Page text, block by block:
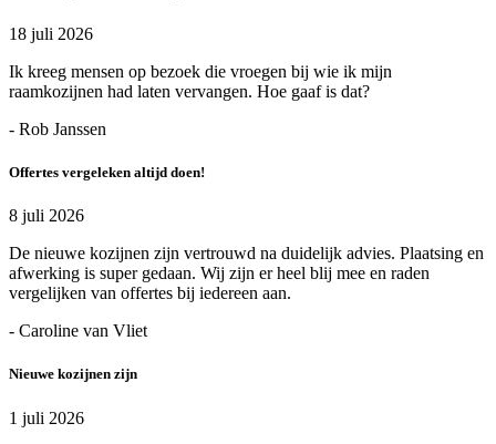
18 juli 2026
Ik kreeg mensen op bezoek die vroegen bij wie ik mijn
raamkozijnen had laten vervangen. Hoe gaaf is dat?
- Rob Janssen
Offertes vergeleken altijd doen!
8 juli 2026
De nieuwe kozijnen zijn vertrouwd na duidelijk advies. Plaatsing en
afwerking is super gedaan. Wij zijn er heel blij mee en raden
vergelijken van offertes bij iedereen aan.
- Caroline van Vliet
Nieuwe kozijnen zijn
1 juli 2026